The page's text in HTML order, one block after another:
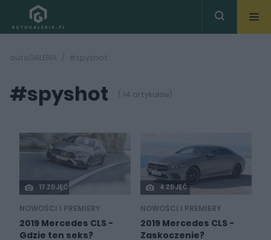
autoGALERIA #spyshot
#spyshot ( 14 artykułów)
17 ZDJĘĆ
NOWOŚCI I PREMIERY
2019 Mercedes CLS -
Gdzie ten seks?
4 ZDJĘĆ
NOWOŚCI I PREMIERY
2019 Mercedes CLS -
Zaskoczenie?